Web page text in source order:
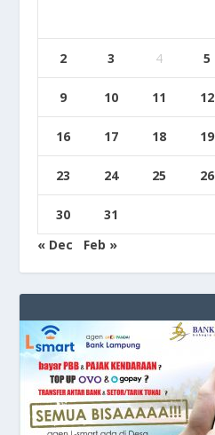
2 3 4 5
9 10 11 12
16 17 18 19
23 24 25 26
30
31
« Dec
Feb »